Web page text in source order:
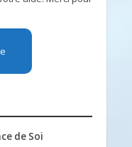
de Soi